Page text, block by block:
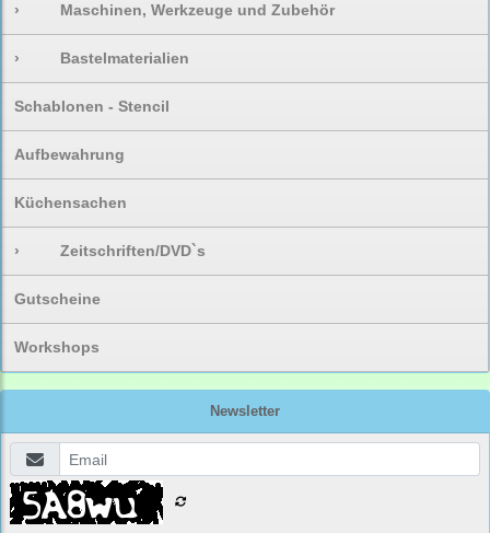
› Maschinen, Werkzeuge und Zubehör
› Bastelmaterialien
Schablonen - Stencil
Aufbewahrung
Küchensachen
› Zeitschriften/DVD`s
Gutscheine
Workshops
Newsletter